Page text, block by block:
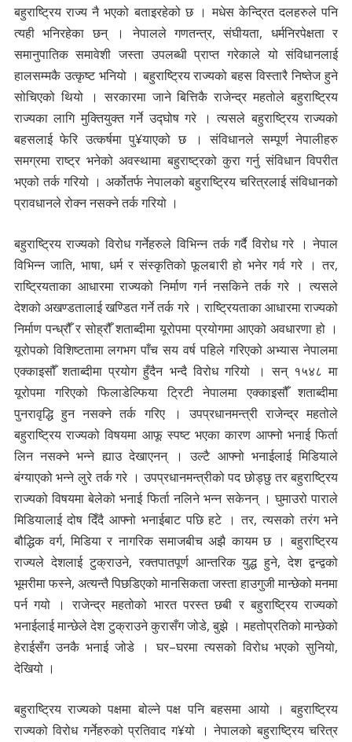
बहुराष्ट्रिय राज्य नै भएको बताइरहेको छ । मधेस केन्द्रित दलहरुले पनि
त्यही भनिरहेका छन् । नेपालले गणतन्त्र, संघीयता, धर्मनिरपेक्षता र
समानुपातिक समावेशी जस्ता उपलब्धी प्राप्त गरेकाले यो संविधानलाई
हालसम्मकै उत्कृष्ट भनियो । बहुराष्ट्रिय राज्यको बहस विस्तारै निष्तेज हुने
सोचिएको थियो । सरकारमा जाने बित्तिकै राजेन्द्र महतोले बहुराष्ट्रिय
राज्यका लागि मुक्तियुक्त गर्ने उद्घोष गरे । त्यसले बहुराष्ट्रिय राज्यको
बहसलाई फेरि उत्कर्षमा पु¥याएको छ । संविधानले सम्पूर्ण नेपालीहरु
समग्रमा राष्ट्र भनेको अवस्थामा बहुराष्ट्रको कुरा गर्नु संविधान विपरीत
भएको तर्क गरियो । अर्कोतर्फ नेपालको बहुराष्ट्रिय चरित्रलाई संविधानको
प्रावधानले रोक्न नसक्ने तर्क गरियो ।
बहुराष्ट्रिय राज्यको विरोध गर्नेहरुले विभिन्न तर्क गर्दै विरोध गरे । नेपाल
विभिन्न जाति, भाषा, धर्म र संस्कृतिको फूलबारी हो भनेर गर्व गरे । तर,
राष्ट्रियताका आधारमा राज्यको निर्माण गर्न नसकिने तर्क गरे । त्यसले
देशको अखण्डतालाई खण्डित गर्ने तर्क गरे । राष्ट्रियताका आधारमा राज्यको
निर्माण पन्ध्रौँ र सोह्रौँ शताब्दीमा यूरोपमा प्रयोगमा आएको अवधारणा हो ।
यूरोपको विशिष्टतामा लगभग पाँच सय वर्ष पहिले गरिएको अभ्यास नेपालमा
एक्काइसौँ शताब्दीमा प्रयोग हुँदैन भन्दै विरोध गरियो । सन् १५४८ मा
यूरोपमा गरिएको फिलाडेल्फिया ट्रिटी नेपालमा एक्काइसौँ शताब्दीमा
पुनरावृद्धि हुन नसक्ने तर्क गरिए । उपप्रधानमन्त्री राजेन्द्र महतोले
बहुराष्ट्रिय राज्यको विषयमा आफू स्पष्ट भएका कारण आफ्नो भनाई फिर्ता
लिन नसक्ने भन्ने ह्याउ देखाएनन् । उल्टै आफ्नो भनाईलाई मिडियाले
बंग्याएको भन्ने लुरे तर्क गरे । उपप्रधानमन्त्रीको पद छोड्छु तर बहुराष्ट्रिय
राज्यको विषयमा बेलेको भनाई फिर्ता नलिने भन्न सकेनन् । घुमाउरो पाराले
मिडियालाई दोष दिँदै आफ्नो भनाईबाट पछि हटे । तर, त्यसको तरंग भने
बौद्धिक वर्ग, मिडिया र नागरिक समाजबीच अझै कायम छ । बहुराष्ट्रिय
राज्यले देशलाई टुक्राउने, रक्तपातपूर्ण आन्तरिक युद्ध हुने, देश द्वन्द्वको
भूमरीमा फस्ने, अत्यन्तै पिछडिएको मानसिकता जस्ता हाउगुजी मान्छेको मनमा
पर्न गयो । राजेन्द्र महतोको भारत परस्त छबी र बहुराष्ट्रिय राज्यको
भनाईलाई मान्छेले देश टुक्राउने कुरासँग जोडे, बुझे । महतोप्रतिको मान्छेको
हेराईसँग उनकै भनाई जोडे । घर–घरमा त्यसको विरोध भएको सुनियो,
देखियो ।
बहुराष्ट्रिय राज्यको पक्षमा बोल्ने पक्ष पनि बहसमा आयो । बहुराष्ट्रिय
राज्यको विरोध गर्नेहरुको प्रतिवाद ग¥यो । नेपालको बहुराष्ट्रिय चरित्र